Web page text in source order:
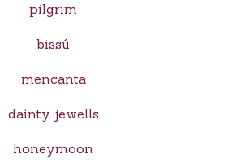
pilgrim
bissú
mencanta
dainty jewells
honeymoon